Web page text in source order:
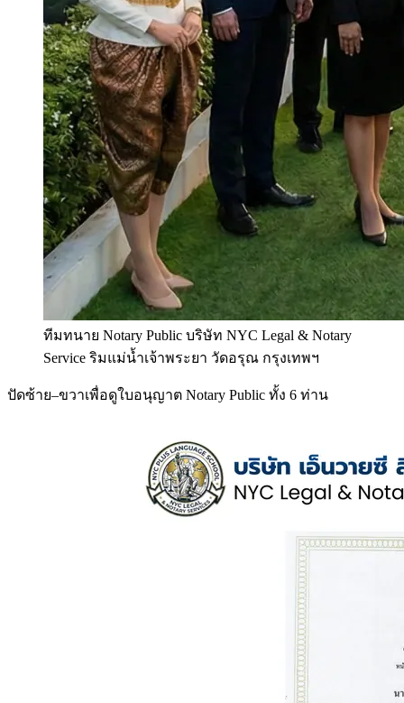
ทีมทนาย Notary Public บริษัท NYC Legal & Notary
Service ริมแม่น้ำเจ้าพระยา วัดอรุณ กรุงเทพฯ
ปัดซ้าย–ขวาเพื่อดูใบอนุญาต Notary Public ทั้ง 6 ท่าน